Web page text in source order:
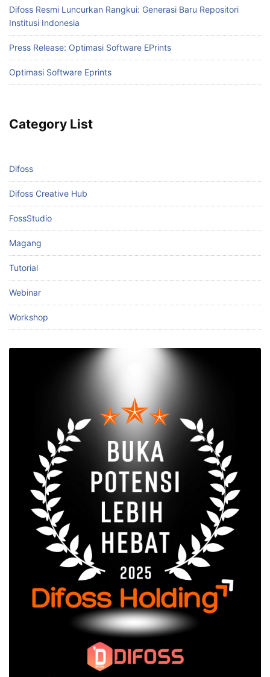
Difoss Resmi Luncurkan Rangkui: Generasi Baru Repositori
Institusi Indonesia
Press Release: Optimasi Software EPrints
Optimasi Software Eprints
Category List
Difoss
Difoss Creative Hub
FossStudio
Magang
Tutorial
Webinar
Workshop